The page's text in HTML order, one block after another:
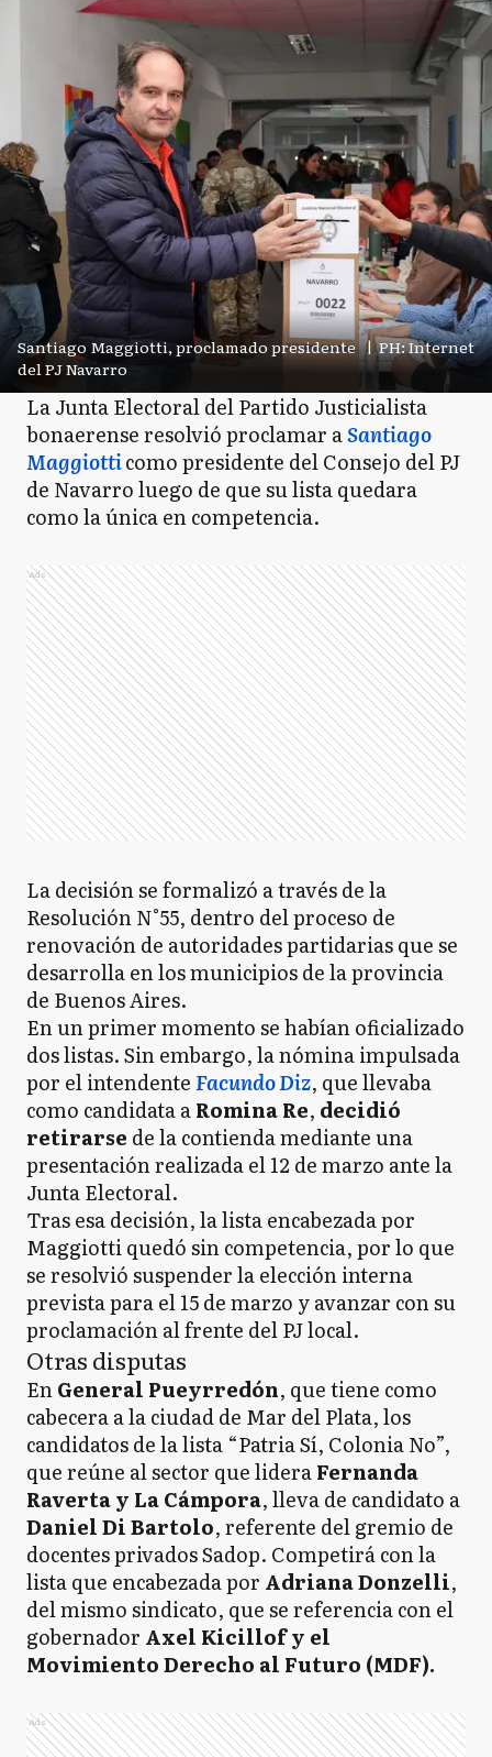
Santiago Maggiotti, proclamado presidente
del PJ Navarro
| PH: Internet
La Junta Electoral del Partido Justicialista
bonaerense resolvió proclamar aSantiago
Maggiotticomo presidente del Consejo del PJ
de Navarro luego de que su lista quedara
como la única en competencia.
Ads
La decisión se formalizó a través de la
Resolución N°55, dentro del proceso de
renovación de autoridades partidarias que se
desarrolla en los municipios de la provincia
de Buenos Aires.
En un primer momento se habían oficializado
dos listas. Sin embargo, la nómina impulsada
por el intendenteFacundo Diz, que llevaba
como candidata aRomina Re, decidió
retirarse de la contienda mediante una
presentación realizada el 12 de marzo ante la
Junta Electoral.
Tras esa decisión, la lista encabezada por
Maggiotti quedó sin competencia, por lo que
se resolvió suspender la elección interna
prevista para el 15 de marzo y avanzar con su
proclamación al frente del PJ local.
Otras disputas
EnGeneral Pueyrredón, que tiene como
cabecera a la ciudad de Mar del Plata, los
candidatos de la lista “Patria Sí, Colonia No”,
que reúne al sector que lideraFernanda
Raverta y La Cámpora, lleva de candidato a
Daniel Di Bartolo, referente del gremio de
docentes privados Sadop. Competirá con la
lista que encabezada por Adriana Donzelli,
del mismo sindicato, que se referencia con el
gobernador Axel Kicillof y el
Movimiento Derecho al Futuro (MDF).
Ads